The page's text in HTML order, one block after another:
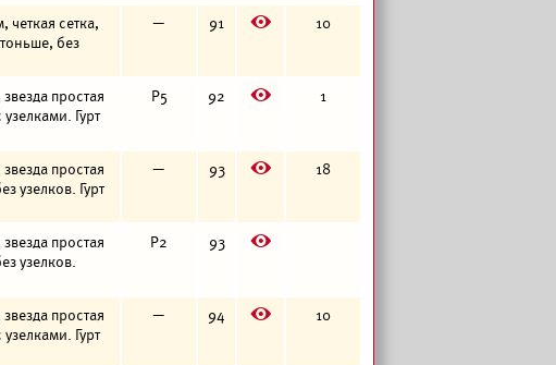
сетка,
без
— 91 E 10
простая
Гурт
Р5 92 E 1
простая
узелков. Гурт
— 93 E 18
простая
узелков.
Р2 93 E
простая
Гурт
— 94 E 10